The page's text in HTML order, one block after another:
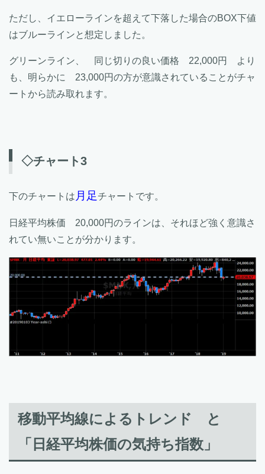
ただし、イエローラインを超えて下落した場合のBOX下値
はブルーラインと想定しました。
グリーンライン、 同じ切りの良い価格 22,000円 より
も、明らかに 23,000円の方が意識されていることがチャ
ートから読み取れます。
◇チャート3
下のチャートは 月足 チャートです。
日経平均株価 20,000円のラインは、それほど強く意識さ
れてい無いことが分かります。
移動平均線によるトレンド と
「日経平均株価の気持ち指数」